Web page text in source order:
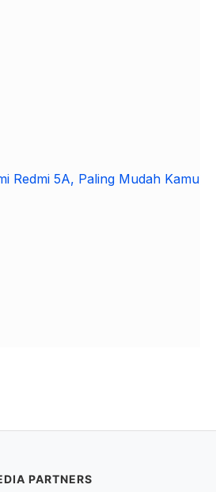
Redmi 5A, Paling Mudah Kamu
PARTNERS